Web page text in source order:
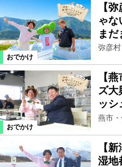
おでかけ
【
ゃな
まだ
弥彦
おでかけ
【
ズ大
ッ
燕市・
【
湿地